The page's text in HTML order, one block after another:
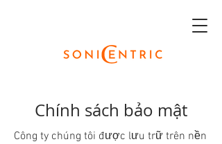
Chính sách bảo mật
Công ty chúng tôi được lưu trữ trên nền